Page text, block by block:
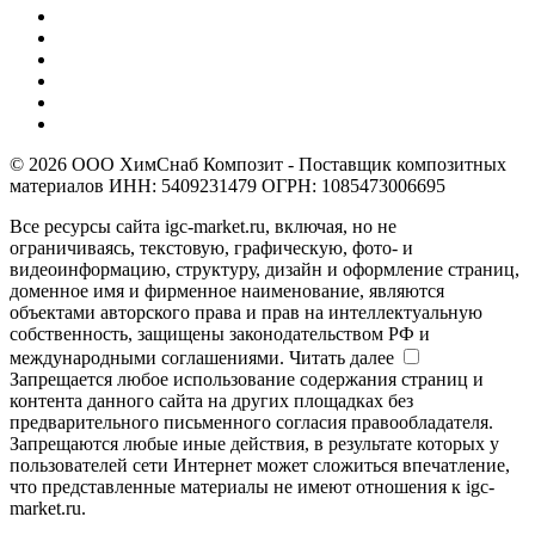
© 2026 ООО ХимСнаб Композит - Поставщик композитных
материалов ИНН: 5409231479 ОГРН: 1085473006695
Все ресурсы сайта igc-market.ru, включая, но не
ограничиваясь, текстовую, графическую, фото- и
видеоинформацию, структуру, дизайн и оформление страниц,
доменное имя и фирменное наименование, являются
объектами авторского права и прав на интеллектуальную
собственность, защищены законодательством РФ и
международными соглашениями. Читать далее
Запрещается любое использование содержания страниц и
контента данного сайта на других площадках без
предварительного письменного согласия правообладателя.
Запрещаются любые иные действия, в результате которых у
пользователей сети Интернет может сложиться впечатление,
что представленные материалы не имеют отношения к igc-
market.ru.